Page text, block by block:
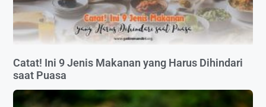
Catat! Ini 9 Jenis Makanan yang Harus Dihindari
saat Puasa